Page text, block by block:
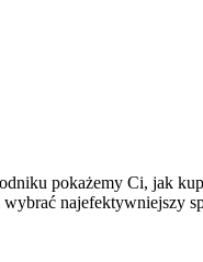
pokażemy Ci, jak
najefektywniejszy